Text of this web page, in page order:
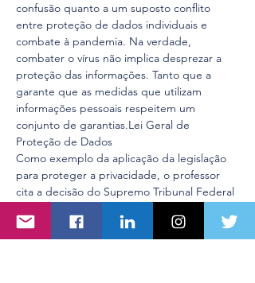
confusão quanto a um suposto conflito
entre proteção de dados individuais e
combate à pandemia. Na verdade,
combater o vírus não implica desprezar a
proteção das informações. Tanto que a
garante que as medidas que utilizam
informações pessoais respeitem um
conjunto de garantias.Lei Geral de
Proteção de Dados
Como exemplo da aplicação da legislação
para proteger a privacidade, o professor
cita a decisão do Supremo Tribunal Federal
empresas de telecomunicação
disponibilizassem ao IBGE a localização de